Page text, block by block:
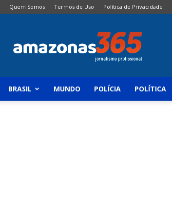
Quem Somos Termos de Uso Política de Privacidade
BRASIL MUNDO POLÍCIA POLÍTICA